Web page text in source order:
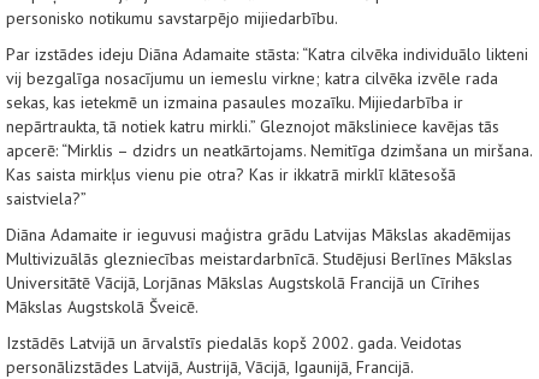
personisko notikumu savstarpējo mijiedarbību.
Par izstādes ideju Diāna Adamaite stāsta: “Katra cilvēka individuālo likteni
vij bezgalīga nosacījumu un iemeslu virkne; katra cilvēka izvēle rada
sekas, kas ietekmē un izmaina pasaules mozaīku. Mijiedarbība ir
nepārtraukta, tā notiek katru mirkli.” Gleznojot māksliniece kavējas tās
apcerē: “Mirklis – dzidrs un neatkārtojams. Nemitīga dzimšana un miršana.
Kas saista mirkļus vienu pie otra? Kas ir ikkatrā mirklī klātesošā
saistviela?”
Diāna Adamaite ir ieguvusi maģistra grādu Latvijas Mākslas akadēmijas
Multivizuālās glezniecības meistardarbnīcā. Studējusi Berlīnes Mākslas
Universitātē Vācijā, Lorjānas Mākslas Augstskolā Francijā un Cīrihes
Mākslas Augstskolā Šveicē.
Izstādēs Latvijā un ārvalstīs piedalās kopš 2002. gada. Veidotas
personālizstādes Latvijā, Austrijā, Vācijā, Igaunijā, Francijā.